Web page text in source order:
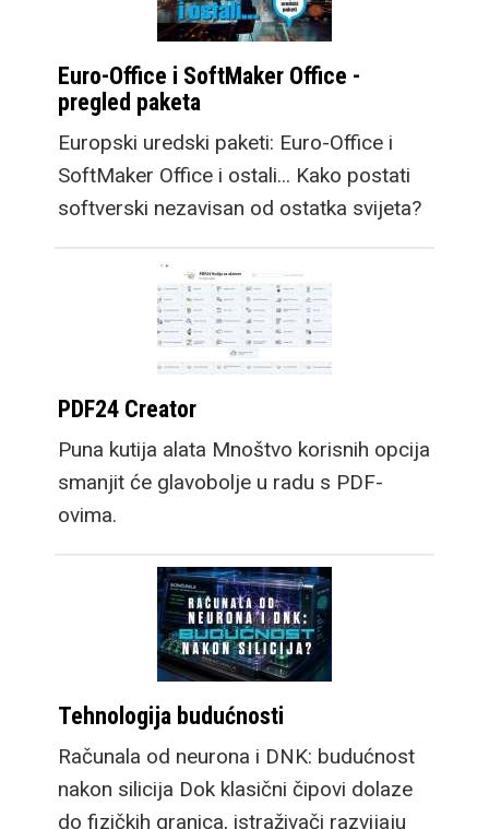
dobro poznat 4: 3
omjer stranica, idealan
za scrollanje webom,
društvene mreže, a
također multimedija
može pokriti puno veći
da iako je na prvu manji
od novog Fold8 Ultra
modela, video sadržaj
na njemu je gotovo iste
za dobivanje fullscreen
iskustva reže vrlo mali
Osim mobitela,
Samsung predstavlja i
nove satove, Galaxy
Watch9, kao i premium
opciju, Galaxy Watch
baterija koje omogućuju
dulje trajanje bez
Euro-Office i SoftMaker Office -
pregled paketa
Europski uredski paketi: Euro-Office i
SoftMaker Office i ostali... Kako postati
softverski nezavisan od ostatka svijeta?
PDF24 Creator
Puna kutija alata Mnoštvo korisnih opcija
smanjit će glavobolje u radu s PDF-
ovima.
Tehnologija budućnosti
Računala od neurona i DNK: budućnost
nakon silicija Dok klasični čipovi dolaze
do fizičkih granica, istraživači razvijaju